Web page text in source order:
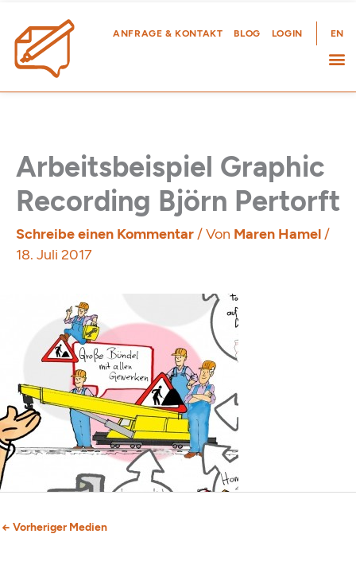
Inhalt
springen
ANFRAGE & KONTAKT BLOG LOGIN EN
Arbeitsbeispiel Graphic
Recording Björn Pertorft
Schreibe einen Kommentar/ Von Maren Hamel/
18. Juli 2017
← Vorheriger Medien